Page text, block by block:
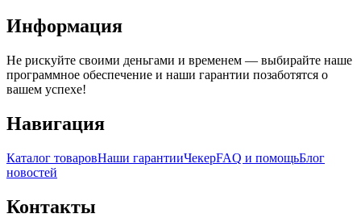
Информация
Не рискуйте своими деньгами и временем — выбирайте наше
программное обеспечение и наши гарантии позаботятся о
вашем успехе!
Навигация
Каталог товаровНаши гарантииЧекерFAQ и помощьБлог
новостей
Контакты